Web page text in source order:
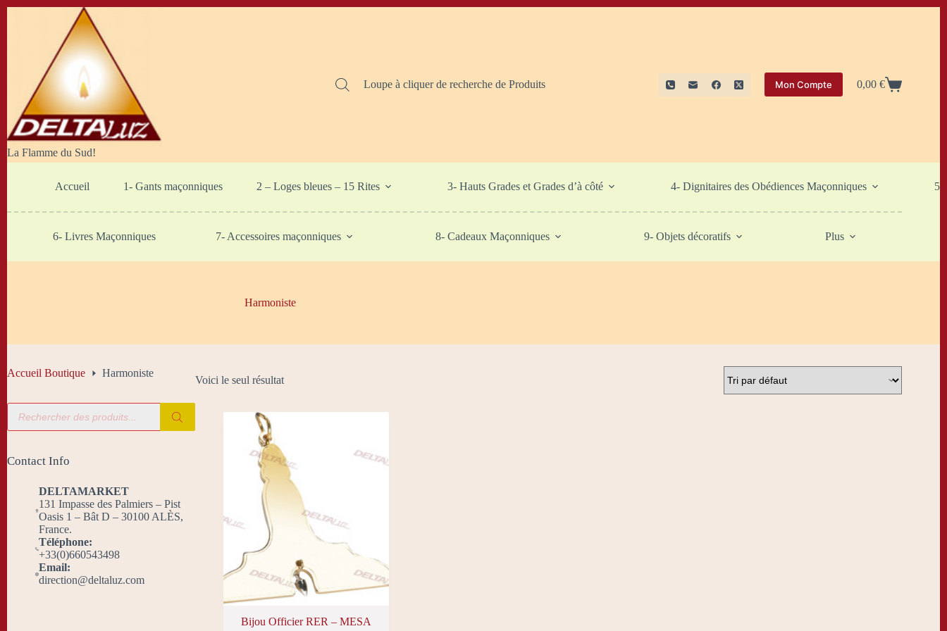
La Flamme du Sud!
Loupe à cliquer de recherche de Produits Mon Compte
Panier
0,00€
Accueil 1- Gants maçonniques 2 – Loges bleues – 15 Rites 3- Hauts Grades et Grades d’à côté 4- Dignitaires des Obédiences Maçonniques 5-
6- Livres Maçonniques 7- Accessoires maçonniques 8- Cadeaux Maçonniques 9- Objets décoratifs Plus
Harmoniste
Voici le seul résultat
Bijou Officier RER – MESA
Accueil Boutique Harmoniste
Recherche
produits
Contact Info
DELTAMARKET
131 Impasse des Palmiers – Pist
Oasis 1 – Bât D – 30100 ALÈS,
France.
Téléphone:
+33(0)660543498
Email:
direction@deltaluz.com